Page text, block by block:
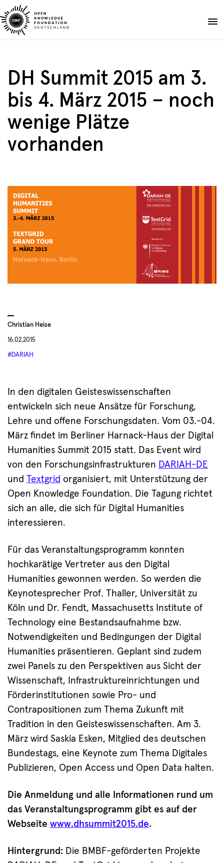
Skip
to
Projekte
Publikationen
Blog
DE
DH Summit 2015 am 3.
bis 4. März 2015 – noch
wenige Plätze
vorhanden
Christian Heise
16.02.2015
#DARIAH
In den digitalen Geisteswissenschaften
entwickeln sich neue Ansätze für Forschung,
Lehre und offene Forschungsdaten. Vom 03.-04.
März findet im Berliner Harnack-Haus der Digital
Humanities Summit 2015 statt. Das Event wird
von den Forschungsinfrastrukturen DARIAH-DE
und Textgrid organisiert, mit Unterstützung der
Open Knowledge Foundation. Die Tagung richtet
sich an alle, die sich für Digital Humanities
interessieren.
Für das Veranstaltungsprogramm konnten
hochkarätige Vertreter aus den Digital
Humanities gewonnen werden. So werden die
Keynotesprecher Prof. Thaller, Universität zu
Köln und Dr. Fendt, Massachusetts Institute of
Technology eine Bestandsaufnahme bzw.
Notwendigkeiten und Bedingungen der Digital
Humanities präsentieren. Geplant sind zudem
zwei Panels zu den Perspektiven aus Sicht der
Wissenschaft, Infrastruktureinrichtungen und
Förderinstitutionen sowie Pro- und
Contrapositionen zum Thema Zukunft mit
Tradition in den Geisteswissenschaften. Am 3.
März wird Saskia Esken, Mitglied des deutschen
Bundestags, eine Keynote zum Thema Digitales
Publizieren, Open Access und Open Data halten.
Die Anmeldung und alle Informationen rund um
das Veranstaltungsprogramm gibt es auf der
Webseite www.dhsummit2015.de.
Hintergrund: Die BMBF-geförderten Projekte